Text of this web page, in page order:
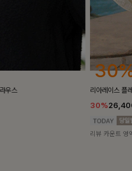
켄픈배색 스
18%
리뷰 카운트